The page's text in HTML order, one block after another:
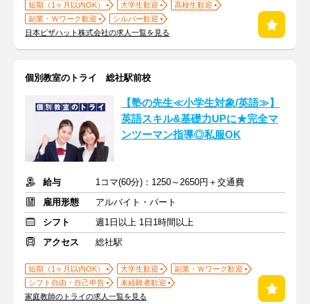
短期（1ヶ月以内OK） 大学生歓迎
高校生歓迎
副業・Ｗワーク歓迎
シルバー歓迎
日本ピザハット株式会社の求人一覧を見る
個別教室のトライ 総社駅前校
【塾の先生≪小学生対象/英語≫】
英語スキル&基礎力UPに★完全マ
ンツーマン指導◎私服OK
給与
1コマ(60分)：1250～2650円＋交通費
雇用形態
アルバイト・パート
シフト
週1日以上 1日1時間以上
アクセス
総社駅
短期（1ヶ月以内OK） 大学生歓迎
副業・Ｗワーク歓迎
シフト自由・自己申告
未経験者歓迎
家庭教師のトライの求人一覧を見る